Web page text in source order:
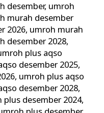
desember, umroh
murah desember
2026, umroh murah
desember 2028,
plus aqso
desember 2025,
, umroh plus aqso
desember 2028,
plus desember 2024,